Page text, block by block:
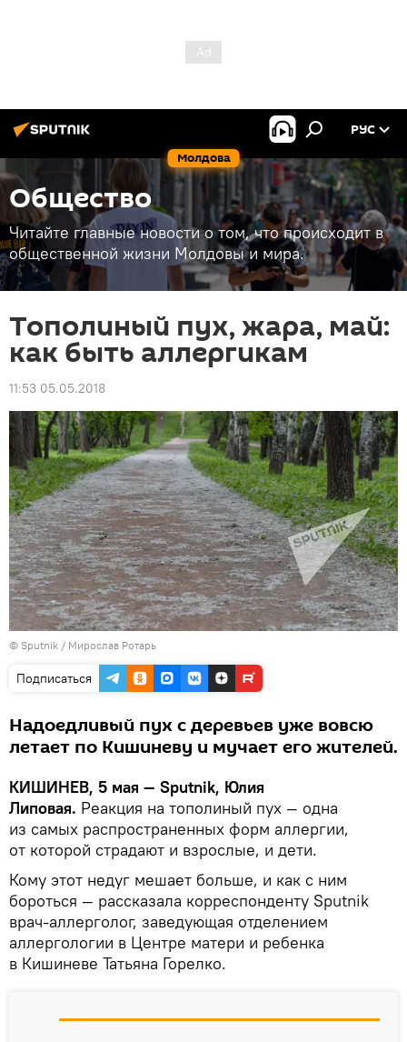
Молдова
РУС
Общество
Читайте главные новости о том, что происходит в
общественной жизни Молдовы и мира.
Тополиный пух, жара, май:
как быть аллергикам
11:53 05.05.2018
© Sputnik / Мирослав Ротарь
Подписаться
Надоедливый пух с деревьев уже вовсю
летает по Кишиневу и мучает его жителей.
КИШИНЕВ, 5 мая — Sputnik, Юлия
Липовая. Реакция на тополиный пух — одна
из самых распространенных форм аллергии,
от которой страдают и взрослые, и дети.
Кому этот недуг мешает больше, и как с ним
бороться — рассказала корреспонденту Sputnik
врач-аллерголог, заведующая отделением
аллергологии в Центре матери и ребенка
в Кишиневе Татьяна Горелко.